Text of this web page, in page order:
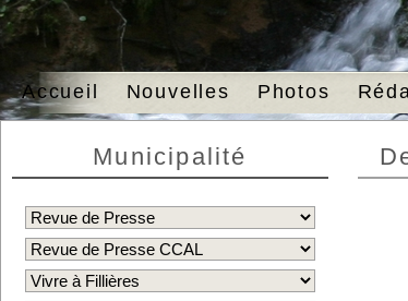
Accueil Nouvelles Photos
Municipalité